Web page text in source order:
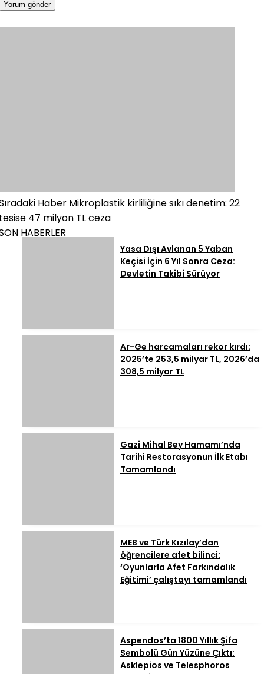
Haber Mikroplastik kirliliğine sıkı denetim: 22
47 milyon TL ceza
HABERLER
Yasa Dışı Avlanan 5 Yaban
Keçisi İçin 6 Yıl Sonra Ceza:
Devletin Takibi Sürüyor
Ar-Ge harcamaları rekor kırdı:
2025’te 253,5 milyar TL, 2026’da
308,5 milyar TL
Gazi Mihal Bey Hamamı’nda
Tarihi Restorasyonun İlk Etabı
Tamamlandı
MEB ve Türk Kızılay’dan
öğrencilere afet bilinci:
‘Oyunlarla Afet Farkındalık
Eğitimi’ çalıştayı tamamlandı
Aspendos’ta 1800 Yıllık Şifa
Sembolü Gün Yüzüne Çıktı:
Asklepios ve Telesphoros